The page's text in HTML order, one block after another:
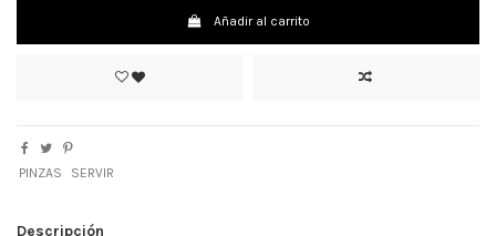
Añadir al carrito
PINZAS SERVIR
Descripción